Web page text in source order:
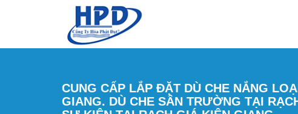
CUNG CẤP LẮP ĐẶT DÙ CHE NẮNG
GIANG. DÙ CHE SÂN TRƯỜNG TẠI